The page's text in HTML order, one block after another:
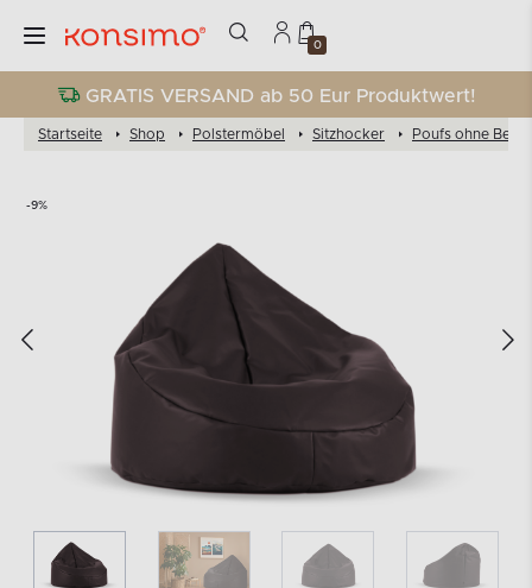
0
GRATIS VERSAND ab 50 Eur Produktwert!
Startseite Shop Polstermöbel Sitzhocker Poufs ohne Beine
-9%